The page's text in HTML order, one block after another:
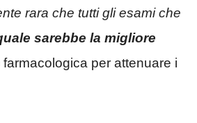
rara che tutti gli esami che
sarebbe la migliore
per attenuare i